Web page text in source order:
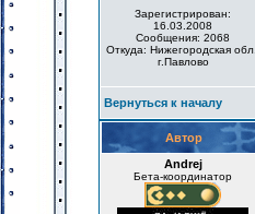
Зарегистрирован:
16.03.2008
Сообщения: 2068
Откуда: Нижегородская обл.,
г.Павлово
Вернуться к началу
Автор
Andrej
Бета-координатор